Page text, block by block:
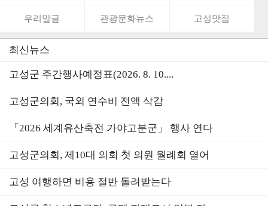
우리말글 관광문화뉴스 고성맛집
최신뉴스
고성군 주간행사예정표(2026. 8. 10....
고성군의회, 국외 연수비 전액 삭감
「2026 세계유산축전 가야고분군」 행사 연다
고성군의회, 제10대 의회 첫 의원 월례회 열어
고성 여행하면 비용 절반 돌려받는다